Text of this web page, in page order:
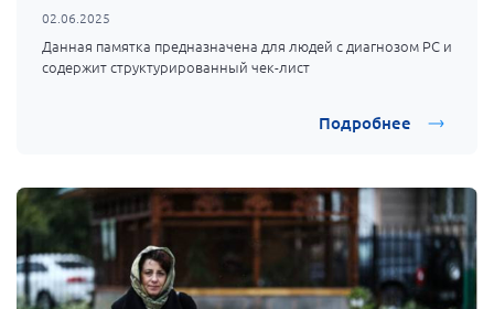
02.06.2025
Данная памятка предназначена для людей с диагнозом РС и
содержит структурированный чек-лист
Подробнее